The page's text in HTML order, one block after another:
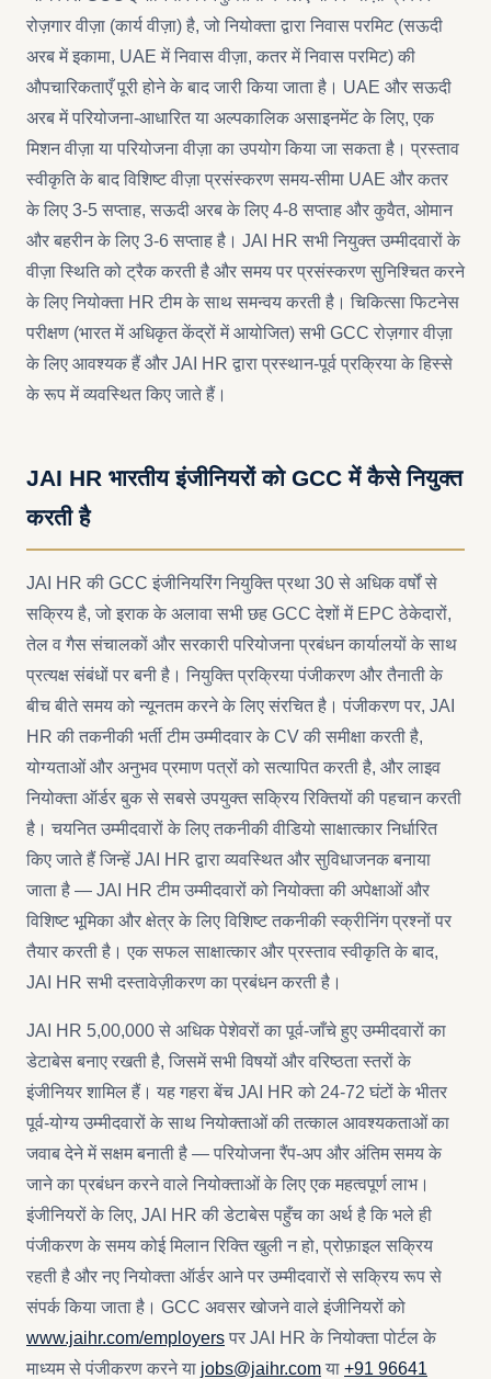
रोज़गार वीज़ा (कार्य वीज़ा) है, जो नियोक्ता द्वारा निवास परमिट (सऊदी
अरब में इकामा, UAE में निवास वीज़ा, कतर में निवास परमिट) की
औपचारिकताएँ पूरी होने के बाद जारी किया जाता है। UAE और सऊदी
अरब में परियोजना-आधारित या अल्पकालिक असाइनमेंट के लिए, एक
मिशन वीज़ा या परियोजना वीज़ा का उपयोग किया जा सकता है। प्रस्ताव
स्वीकृति के बाद विशिष्ट वीज़ा प्रसंस्करण समय-सीमा UAE और कतर
के लिए 3-5 सप्ताह, सऊदी अरब के लिए 4-8 सप्ताह और कुवैत, ओमान
और बहरीन के लिए 3-6 सप्ताह है। JAI HR सभी नियुक्त उम्मीदवारों के
वीज़ा स्थिति को ट्रैक करती है और समय पर प्रसंस्करण सुनिश्चित करने
के लिए नियोक्ता HR टीम के साथ समन्वय करती है। चिकित्सा फिटनेस
परीक्षण (भारत में अधिकृत केंद्रों में आयोजित) सभी GCC रोज़गार वीज़ा
के लिए आवश्यक हैं और JAI HR द्वारा प्रस्थान-पूर्व प्रक्रिया के हिस्से
के रूप में व्यवस्थित किए जाते हैं।
JAI HR भारतीय इंजीनियरों को GCC में कैसे नियुक्त
करती है
JAI HR की GCC इंजीनियरिंग नियुक्ति प्रथा 30 से अधिक वर्षों से
सक्रिय है, जो इराक के अलावा सभी छह GCC देशों में EPC ठेकेदारों,
तेल व गैस संचालकों और सरकारी परियोजना प्रबंधन कार्यालयों के साथ
प्रत्यक्ष संबंधों पर बनी है। नियुक्ति प्रक्रिया पंजीकरण और तैनाती के
बीच बीते समय को न्यूनतम करने के लिए संरचित है। पंजीकरण पर, JAI
HR की तकनीकी भर्ती टीम उम्मीदवार के CV की समीक्षा करती है,
योग्यताओं और अनुभव प्रमाण पत्रों को सत्यापित करती है, और लाइव
नियोक्ता ऑर्डर बुक से सबसे उपयुक्त सक्रिय रिक्तियों की पहचान करती
है। चयनित उम्मीदवारों के लिए तकनीकी वीडियो साक्षात्कार निर्धारित
किए जाते हैं जिन्हें JAI HR द्वारा व्यवस्थित और सुविधाजनक बनाया
जाता है — JAI HR टीम उम्मीदवारों को नियोक्ता की अपेक्षाओं और
विशिष्ट भूमिका और क्षेत्र के लिए विशिष्ट तकनीकी स्क्रीनिंग प्रश्नों पर
तैयार करती है। एक सफल साक्षात्कार और प्रस्ताव स्वीकृति के बाद,
JAI HR सभी दस्तावेज़ीकरण का प्रबंधन करती है।
JAI HR 5,00,000 से अधिक पेशेवरों का पूर्व-जाँचे हुए उम्मीदवारों का
डेटाबेस बनाए रखती है, जिसमें सभी विषयों और वरिष्ठता स्तरों के
इंजीनियर शामिल हैं। यह गहरा बेंच JAI HR को 24-72 घंटों के भीतर
पूर्व-योग्य उम्मीदवारों के साथ नियोक्ताओं की तत्काल आवश्यकताओं का
जवाब देने में सक्षम बनाती है — परियोजना रैंप-अप और अंतिम समय के
जाने का प्रबंधन करने वाले नियोक्ताओं के लिए एक महत्वपूर्ण लाभ।
इंजीनियरों के लिए, JAI HR की डेटाबेस पहुँच का अर्थ है कि भले ही
पंजीकरण के समय कोई मिलान रिक्ति खुली न हो, प्रोफ़ाइल सक्रिय
रहती है और नए नियोक्ता ऑर्डर आने पर उम्मीदवारों से सक्रिय रूप से
संपर्क किया जाता है। GCC अवसर खोजने वाले इंजीनियरों को
www.jaihr.com/employers पर JAI HR के नियोक्ता पोर्टल के
माध्यम से पंजीकरण करने या jobs@jaihr.com या +91 96641